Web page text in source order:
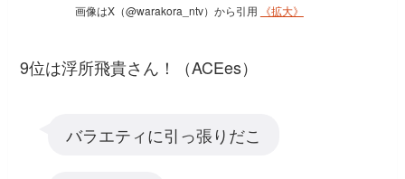
画像はX（@warakora_ntv）から引用 《拡大》
9位は浮所飛貴さん！（ACEes）
バラエティに引っ張りだこ